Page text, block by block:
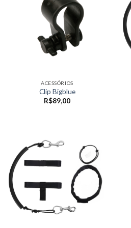
ACESSÓRIOS
Clip Bigblue
R$89,00